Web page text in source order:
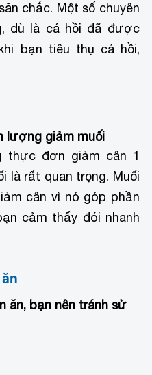
chắc. Một số chuyên
dù là cá hồi đã được
bạn tiêu thụ cá hồi,
lượng giảm muối
thực đơn giảm cân 1
là rất quan trọng. Muối
cân vì nó góp phần
cảm thấy đói nhanh
ăn, bạn nên tránh sử